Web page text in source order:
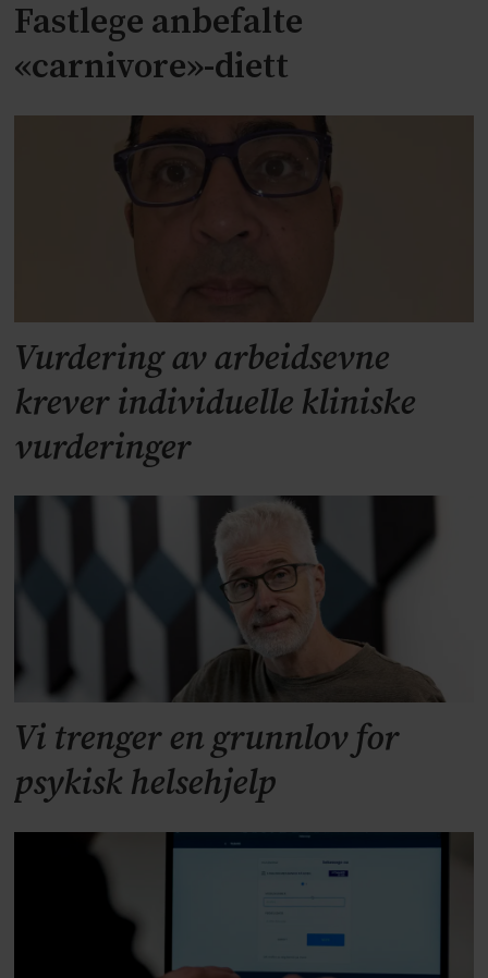
Fastlege anbefalte
«carnivore»-diett
Vurdering av arbeidsevne
krever individuelle kliniske
vurderinger
Vi trenger en grunnlov for
psykisk helsehjelp